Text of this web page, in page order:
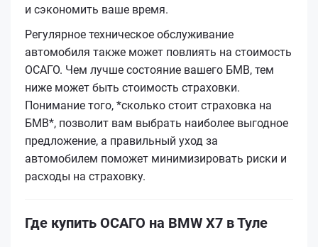
и сэкономить ваше время.
Регулярное техническое обслуживание
автомобиля также может повлиять на стоимость
ОСАГО. Чем лучше состояние вашего БМВ, тем
ниже может быть стоимость страховки.
Понимание того, *сколько стоит страховка на
БМВ*, позволит вам выбрать наиболее выгодное
предложение, а правильный уход за
автомобилем поможет минимизировать риски и
расходы на страховку.
Где купить ОСАГО на BMW X7 в Туле